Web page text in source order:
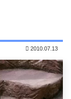
2010.07.13